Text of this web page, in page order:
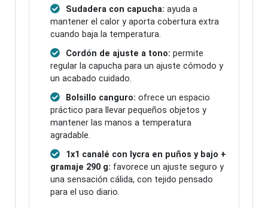
Sudadera con capucha: ayuda a
mantener el calor y aporta cobertura extra
cuando baja la temperatura.
Cordón de ajuste a tono: permite
regular la capucha para un ajuste cómodo y
un acabado cuidado.
Bolsillo canguro: ofrece un espacio
práctico para llevar pequeños objetos y
mantener las manos a temperatura
agradable.
1x1 canalé con lycra en puños y bajo +
gramaje 290 g: favorece un ajuste seguro y
una sensación cálida, con tejido pensado
para el uso diario.